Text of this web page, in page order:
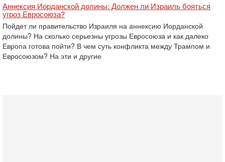
Аннексия Иорданской долины: Должен ли Израиль бояться
угроз Евросоюза?
Пойдет ли правительство Израиля на аннексию Иорданской
долины? На сколько серьезны угрозы Евросоюза и как далеко
Европа готова пойти? В чем суть конфликта между Трампом и
Евросоюзом? На эти и другие